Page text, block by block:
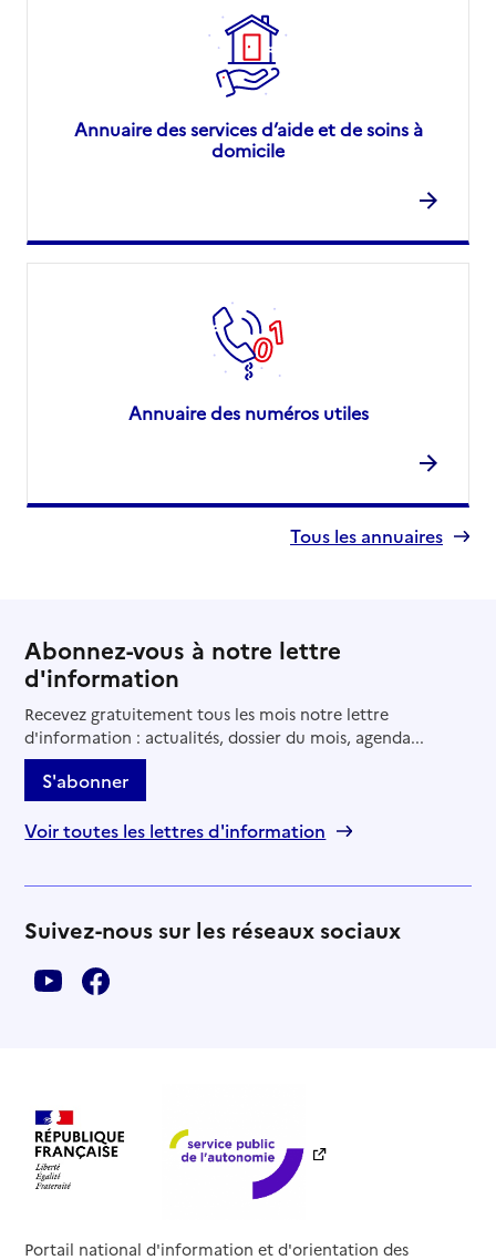
Annuaire des services d’aide et de soins à
domicile
Annuaire des numéros utiles
Tous les annuaires
Abonnez-vous à notre lettre
d'information
Recevez gratuitement tous les mois notre lettre
d'information : actualités, dossier du mois, agenda...
S'abonner
Voir toutes les lettres d'information
Suivez-nous sur les réseaux sociaux
Portail national d'information et d'orientation des